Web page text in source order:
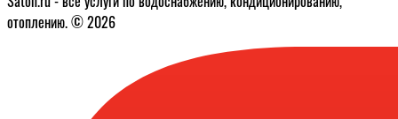
отоплению. © 2026